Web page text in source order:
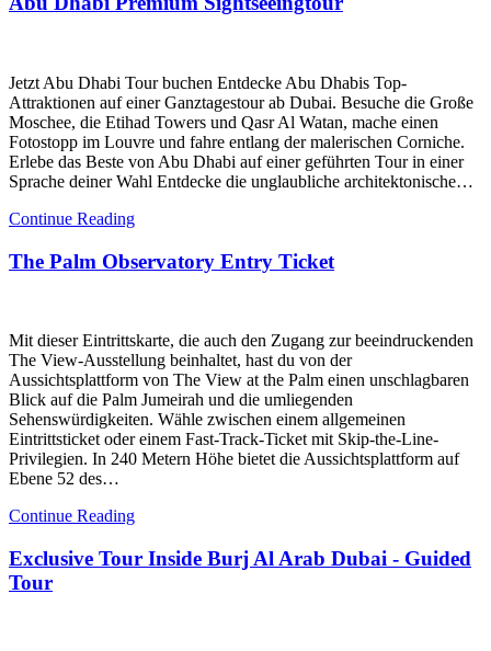
Jetzt Abu Dhabi Tour buchen Entdecke Abu Dhabis Top-
Attraktionen auf einer Ganztagestour ab Dubai. Besuche die Große
Moschee, die Etihad Towers und Qasr Al Watan, mache einen
Fotostopp im Louvre und fahre entlang der malerischen Corniche.
Erlebe das Beste von Abu Dhabi auf einer geführten Tour in einer
Sprache deiner Wahl Entdecke die unglaubliche architektonische…
Continue Reading
The Palm Observatory Entry Ticket
Mit dieser Eintrittskarte, die auch den Zugang zur beeindruckenden
The View-Ausstellung beinhaltet, hast du von der
Aussichtsplattform von The View at the Palm einen unschlagbaren
Blick auf die Palm Jumeirah und die umliegenden
Sehenswürdigkeiten. Wähle zwischen einem allgemeinen
Eintrittsticket oder einem Fast-Track-Ticket mit Skip-the-Line-
Privilegien. In 240 Metern Höhe bietet die Aussichtsplattform auf
Ebene 52 des…
Continue Reading
Exclusive Tour Inside Burj Al Arab Dubai - Guided
Tour